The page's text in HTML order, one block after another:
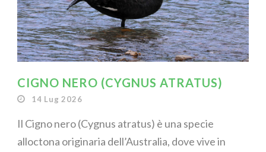
CIGNO NERO (CYGNUS ATRATUS)
14 Lug 2026
Il Cigno nero (Cygnus atratus) è una specie
alloctona originaria dell’Australia, dove vive in